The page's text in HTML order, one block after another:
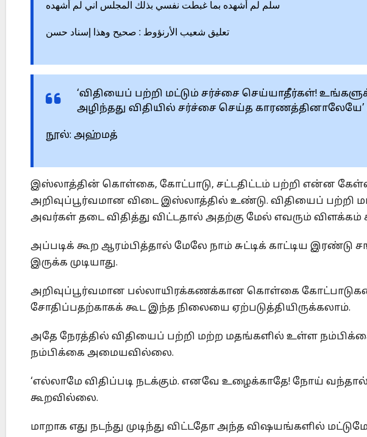
سلم لم أشهده بما غبطت نفسي بذلك المجلس اني لم أشهده
تعليق شعيب الأرنؤوط : صحيح وهذا إسناد حسن
‘விதியைப் பற்றி மட்டும் சர்ச்சை செய்யாதீர்கள்!
அழிந்தது விதியில் சர்ச்சை செய்த காரணத்தினாலேயே’
நூல்: அஹ்மத்
இஸ்லாத்தின் கொள்கை, கோட்பாடு, சட்டதிட்டம் பற்றி என்ன
அறிவுப்பூர்வமான விடை இஸ்லாத்தில் உண்டு. விதியைப் பற்றி
அவர்கள் தடை விதித்து விட்டதால் அதற்கு மேல் எவரும் விளக்கம்
அப்படிக் கூற ஆரம்பித்தால் மேலே நாம் சுட்டிக் காட்டிய
இருக்க முடியாது.
அறிவுப்பூர்வமான பல்லாயிரக்கணக்கான கொள்கை
சோதிப்பதற்காகக் கூட இந்த நிலையை ஏற்படுத்தியிருக்கலாம்.
அதே நேரத்தில் விதியைப் பற்றி மற்ற மதங்களில் உள்ள
நம்பிக்கை அமையவில்லை.
‘எல்லாமே விதிப்படி நடக்கும். எனவே உழைக்காதே! நோய்
கூறவில்லை.
மாறாக எது நடந்து முடிந்து விட்டதோ அந்த விஷயங்களில்